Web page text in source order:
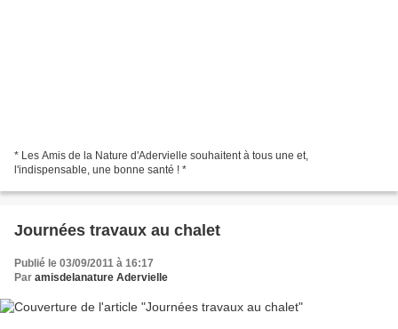
* Les Amis de la Nature d'Adervielle souhaitent à tous une et,
l'indispensable, une bonne santé ! *
Journées travaux au chalet
Publié le 03/09/2011 à 16:17
Par amisdelanature Adervielle